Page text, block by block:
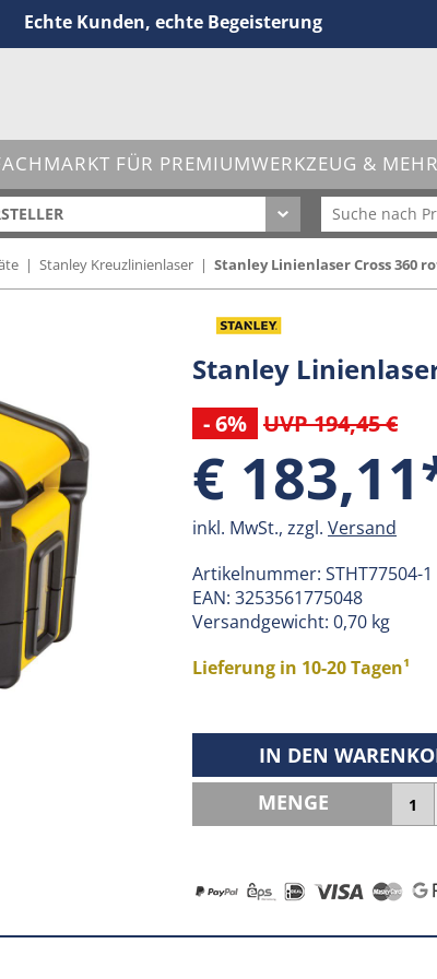
Echte Kunden, echte Begeisterung
FÜR PREMIUMWERKZEUG &
| Stanley Kreuzlinienlaser | Stanley Linienlaser Cross 360
Stanley
- 6% UVP 194,45 €
€
inkl. MwSt., zzgl. Versand
Artikelnummer: STHT77504-1
EAN: 3253561775048
Versandgewicht: 0,70 kg
Lieferung in 10-20 Tagen¹
IN DEN
MENGE